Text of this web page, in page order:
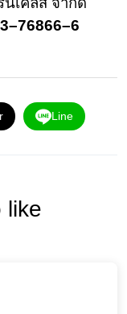
Line
like